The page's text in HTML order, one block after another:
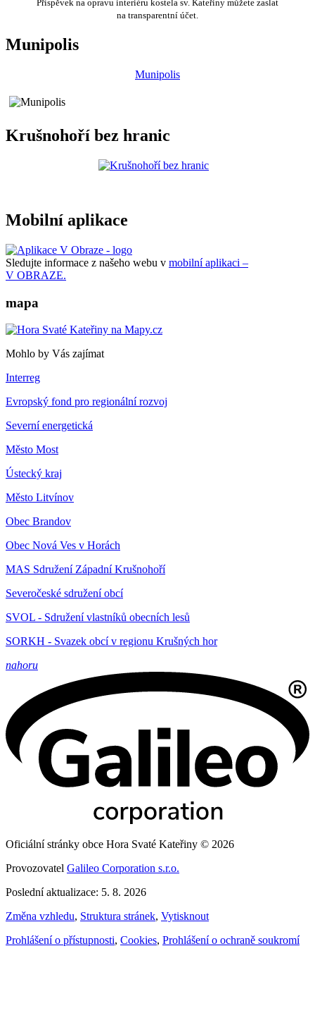
Příspěvek na opravu interiéru kostela sv. Kateřiny můžete zaslat
na transparentní účet.
Munipolis
Munipolis
Krušnohoří bez hranic
Mobilní aplikace
Sledujte informace z našeho webu v mobilní aplikaci –
V OBRAZE.
mapa
Mohlo by Vás zajímat
Interreg
Evropský fond pro regionální rozvoj
Severní energetická
Město Most
Ústecký kraj
Město Litvínov
Obec Brandov
Obec Nová Ves v Horách
MAS Sdružení Západní Krušnohoří
Severočeské sdružení obcí
SVOL - Sdružení vlastníků obecních lesů
SORKH - Svazek obcí v regionu Krušných hor
nahoru
Oficiální stránky obce Hora Svaté Kateřiny © 2026
Provozovatel Galileo Corporation s.r.o.
Poslední aktualizace: 5. 8. 2026
Změna vzhledu, Struktura stránek, Vytisknout
Prohlášení o přístupnosti, Cookies, Prohlášení o ochraně soukromí